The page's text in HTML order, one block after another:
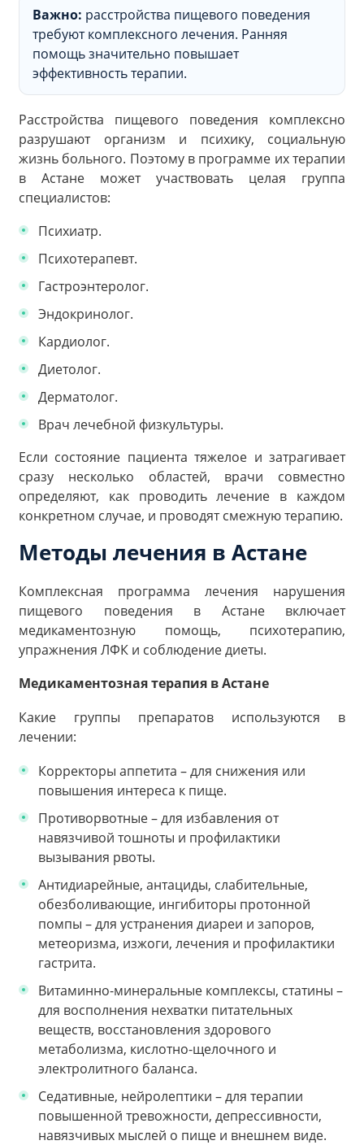
Важно: расстройства пищевого поведения
требуют комплексного лечения. Ранняя
помощь значительно повышает
эффективность терапии.
Расстройства пищевого поведения комплексно
разрушают организм и психику, социальную
жизнь больного. Поэтому в программе их терапии
в Астане может участвовать целая группа
специалистов:
Психиатр.
Психотерапевт.
Гастроэнтеролог.
Эндокринолог.
Кардиолог.
Диетолог.
Дерматолог.
Врач лечебной физкультуры.
Если состояние пациента тяжелое и затрагивает
сразу несколько областей, врачи совместно
определяют, как проводить лечение в каждом
конкретном случае, и проводят смежную терапию.
Методы лечения в Астане
Комплексная программа лечения нарушения
пищевого поведения в Астане включает
медикаментозную помощь, психотерапию,
упражнения ЛФК и соблюдение диеты.
Медикаментозная терапия в Астане
Какие группы препаратов используются в
лечении:
Корректоры аппетита – для снижения или
повышения интереса к пище.
Противорвотные – для избавления от
навязчивой тошноты и профилактики
вызывания рвоты.
Антидиарейные, антациды, слабительные,
обезболивающие, ингибиторы протонной
помпы – для устранения диареи и запоров,
метеоризма, изжоги, лечения и профилактики
гастрита.
Витаминно-минеральные комплексы, статины –
для восполнения нехватки питательных
веществ, восстановления здорового
метаболизма, кислотно-щелочного и
электролитного баланса.
Седативные, нейролептики – для терапии
повышенной тревожности, депрессивности,
навязчивых мыслей о пище и внешнем виде.